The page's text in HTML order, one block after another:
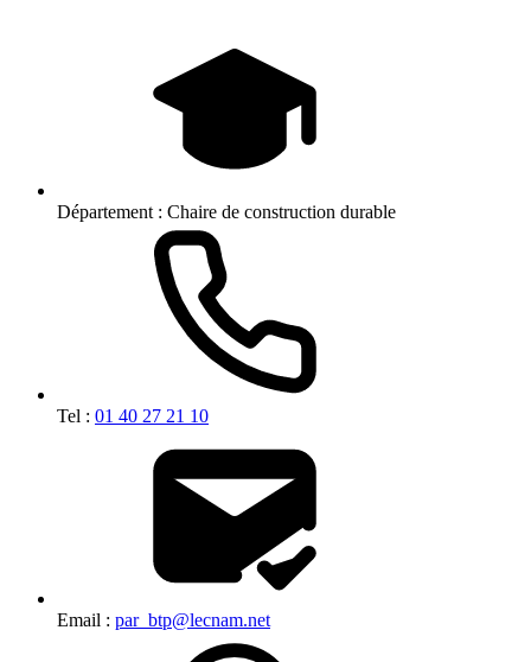
Département : Chaire de construction durable
Tel : 01 40 27 21 10
Email : par_btp@lecnam.net